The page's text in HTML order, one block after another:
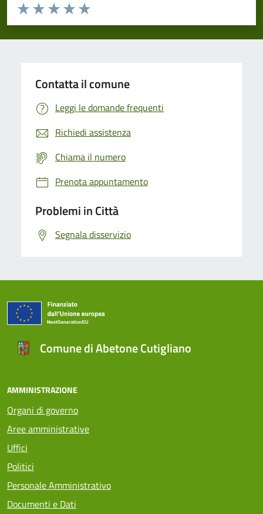
Domanda
Valuta da 1 a 5 stelle la pagina
Valuta 5 stelle su 5
Valuta 4 stelle su 5
Valuta 3 stelle su 5
Valuta 2 stelle su 5
Valuta 1 stelle su 5
Contatta il comune
Leggi le domande frequenti
Richiedi assistenza
Chiama il numero
Prenota appuntamento
Problemi in Città
Segnala disservizio
Comune di Abetone Cutigliano
AMMINISTRAZIONE
Organi di governo
Aree amministrative
Uffici
Politici
Personale Amministrativo
Documenti e Dati